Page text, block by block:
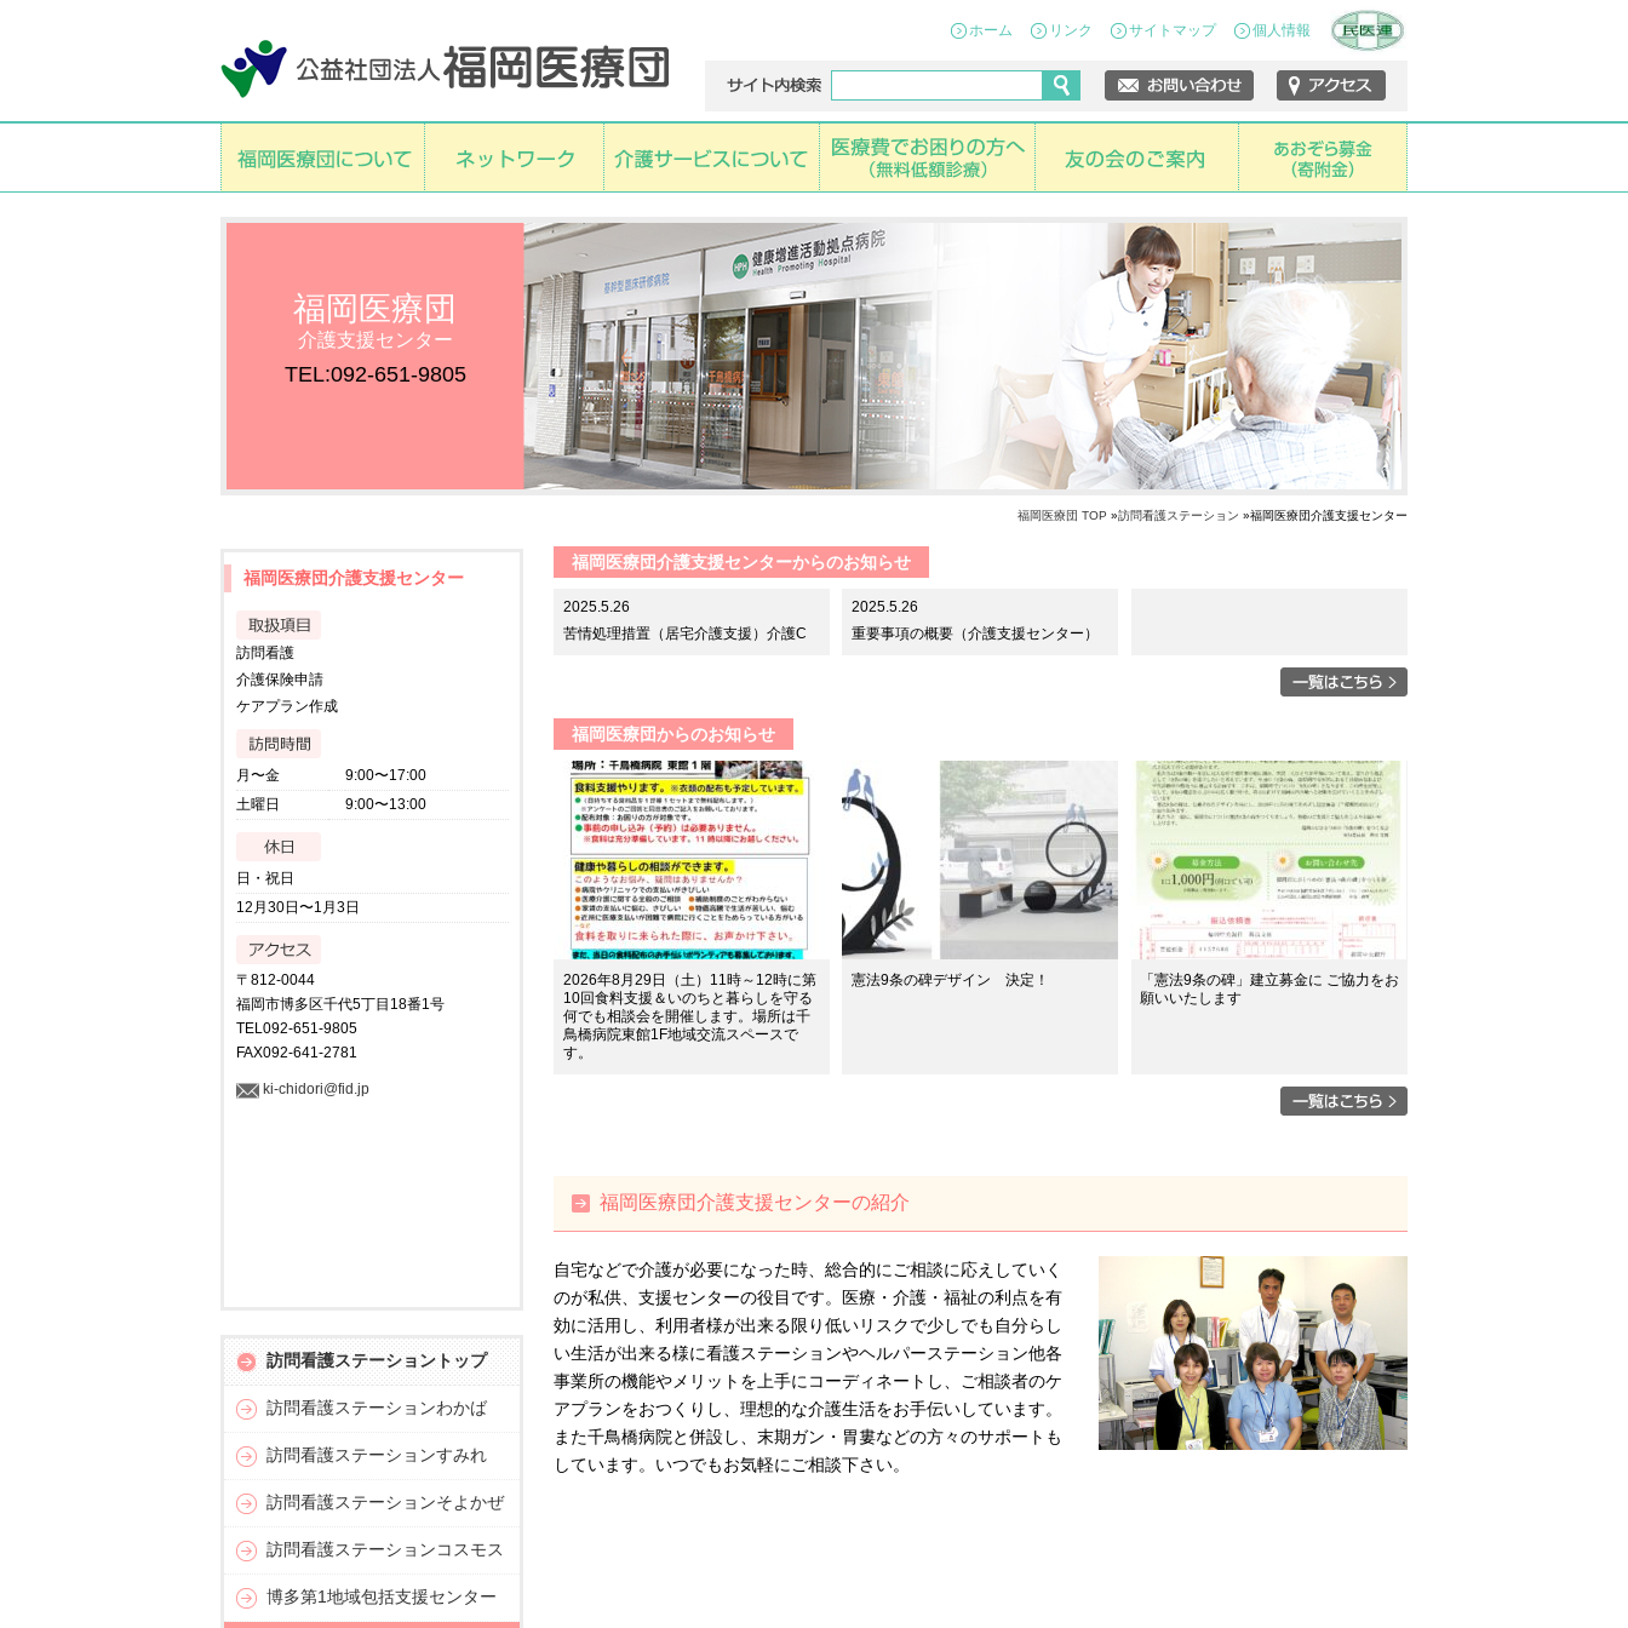
ホーム リンク サイトマップ 個人情報
福岡医療団
介護支援センター
TEL:092-651-9805
福岡医療団 TOP »訪問看護ステーション »福岡医療団介護支援センター
福岡医療団介護支援センターからのお知らせ
2025.5.26
苦情処理措置（居宅介護支援）介護C
2025.5.26
重要事項の概要（介護支援センター）
福岡医療団からのお知らせ
2026年8月29日（土）11時～12時に第
10回食料支援＆いのちと暮らしを守る
何でも相談会を開催します。場所は千
鳥橋病院東館1F地域交流スペースで
す。
憲法9条の碑デザイン 決定！
「憲法9条の碑」建立募金に ご協力をお
願いいたします
福岡医療団介護支援センターの紹介
自宅などで介護が必要になった時、総合的にご相談に応えしていく
のが私供、支援センターの役目です。医療・介護・福祉の利点を有
効に活用し、利用者様が出来る限り低いリスクで少しでも自分らし
い生活が出来る様に看護ステーションやヘルパーステーション他各
事業所の機能やメリットを上手にコーディネートし、ご相談者のケ
アプランをおつくりし、理想的な介護生活をお手伝いしています。
また千鳥橋病院と併設し、末期ガン・胃婁などの方々のサポートも
しています。いつでもお気軽にご相談下さい。
福岡医療団介護支援センター
訪問看護
介護保険申請
ケアプラン作成
月〜金
9:00〜17:00
土曜日
9:00〜13:00
日・祝日
12月30日〜1月3日
〒812-0044
福岡市博多区千代5丁目18番1号
TEL092-651-9805
FAX092-641-2781
ki-chidori@fid.jp
訪問看護ステーショントップ
訪問看護ステーションわかば
訪問看護ステーションすみれ
訪問看護ステーションそよかぜ
訪問看護ステーションコスモス
博多第1地域包括支援センター